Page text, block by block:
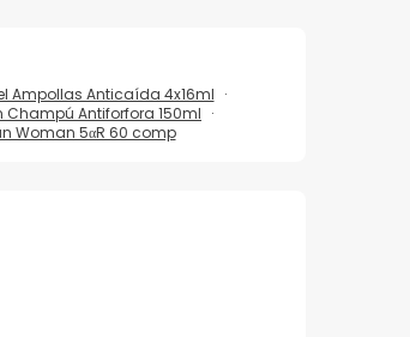
Ampollas Anticaída 4x16ml
Champú Antiforfora 150ml
Woman 5αR 60 comp